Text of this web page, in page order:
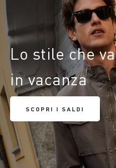
Lo stile che va
in vacanza
SCOPRI I SALDI